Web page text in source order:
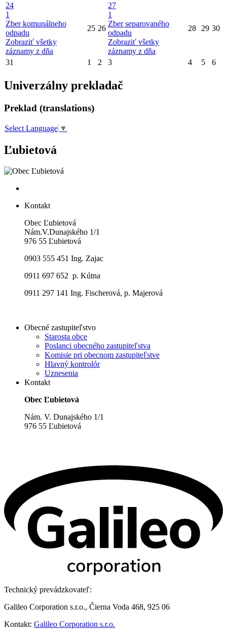
24
1
Zber komunálneho
odpadu
Zobraziť všetky
záznamy z dňa
25 26
27
1
Zber separovaného
odpadu
Zobraziť všetky
záznamy z dňa
28 29 30
31 1 2 3 4 5 6
Univerzálny prekladač
Preklad (translations)
Select Language ▼
Ľubietová
Kontakt
Obec Ľubietová
Nám.V.Dunajského 1/1
976 55 Ľubietová
0903 555 451 Ing. Zajac
0911 697 652 p. Kútna
0911 297 141 Ing. Fischerová, p. Majerová
Obecné zastupiteľstvo
Starosta obce
Poslanci obecného zastupiteľstva
Komisie pri obecnom zastupiteľstve
Hlavný kontrolór
Uznesenia
Kontakt
Obec Ľubietová
Nám. V. Dunajského 1/1
976 55 Ľubietová
Technický prevádzkovateľ:
Galileo Corporation s.r.o., Čierna Voda 468, 925 06
Kontakt: Galileo Corporation s.r.o.